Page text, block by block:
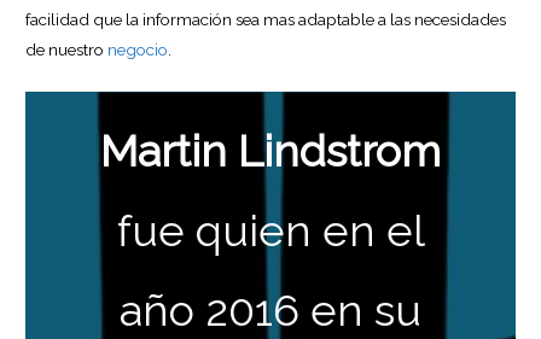
facilidad que la información sea mas adaptable a las necesidades
de nuestro negocio
Martin Lindstrom
fue quien en el
año 2016 en su